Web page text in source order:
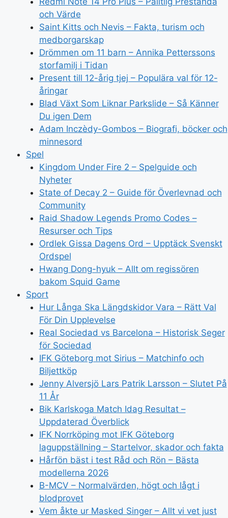
och Värde
Saint Kitts och Nevis – Fakta, turism och
medborgarskap
Drömmen om 11 barn – Annika Petterssons
storfamilj i Tidan
Present till 12-årig tjej – Populära val för 12-
åringar
Blad Växt Som Liknar Parkslide – Så Känner
Du igen Dem
Adam Inczèdy-Gombos – Biografi, böcker och
minnesord
Spel
Kingdom Under Fire 2 – Spelguide och
Nyheter
State of Decay 2 – Guide för Överlevnad och
Community
Raid Shadow Legends Promo Codes –
Resurser och Tips
Ordlek Gissa Dagens Ord – Upptäck Svenskt
Ordspel
Hwang Dong-hyuk – Allt om regissören
bakom Squid Game
Sport
Hur Långa Ska Längdskidor Vara – Rätt Val
För Din Upplevelse
Real Sociedad vs Barcelona – Historisk Seger
för Sociedad
IFK Göteborg mot Sirius – Matchinfo och
Biljettköp
Jenny Alversjö Lars Patrik Larsson – Slutet På
11 År
Bik Karlskoga Match Idag Resultat –
Uppdaterad Överblick
IFK Norrköping mot IFK Göteborg
laguppställning – Startelvor, skador och fakta
Hårfön bäst i test Råd och Rön – Bästa
modellerna 2026
B-MCV – Normalvärden, högt och lågt i
blodprovet
Vem åkte ur Masked Singer – Allt vi vet just